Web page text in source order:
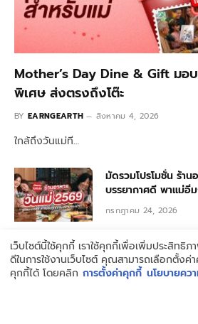
Mother’s Day Dine & Gift ม
พิเศษ ส่งตรงถึงโต๊ะ
BY EARNGEARTH สิงหาคม 4, 2026
ใกล้ถึงวันแม่ที…
มัดรวมโปรโมชั่น ร้าน
บรรยากาศดี พาแม่อิ่ม
กรกฎาคม 24, 2026
รวม 10 พิกัดร้านสเ
ฉ่ำนุ่มลิ้นที่สาย Meat
กรกฎาคม 24, 2026
เว็บไซต์นี้ใช้คุกกี้ เราใช้คุกกี้เพื่อเพิ่มประสิทธิ
ดีในการใช้งานเว็บไซต์ คุณสามารถเลือกตั้งค่
คุกกี้ได้ โดยคลิก การตั้งค่าคุกกี้ นโยบายคว